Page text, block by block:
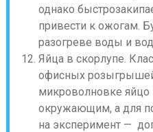
однако
привести к ожогам.
разогреве воды и
Яйца в скорлупе.
офисных
микроволновке яйцо
окружающим, а для
на эксперимент —